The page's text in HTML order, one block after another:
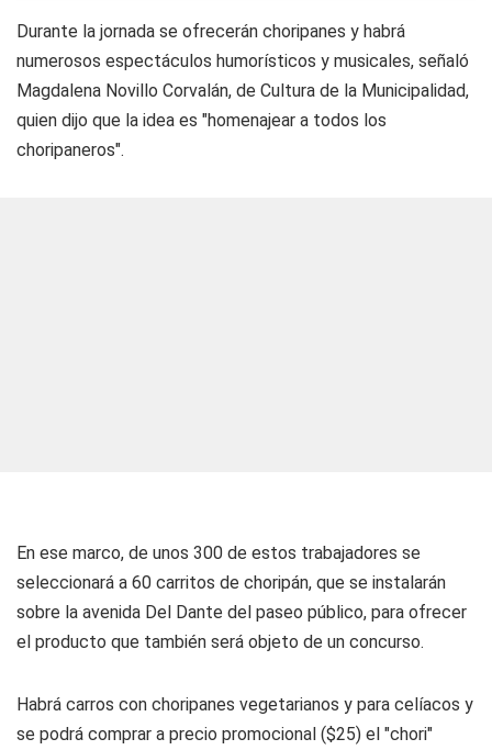
Durante la jornada se ofrecerán choripanes y habrá
numerosos espectáculos humorísticos y musicales, señaló
Magdalena Novillo Corvalán, de Cultura de la Municipalidad,
quien dijo que la idea es "homenajear a todos los
choripaneros".
En ese marco, de unos 300 de estos trabajadores se
seleccionará a 60 carritos de choripán, que se instalarán
sobre la avenida Del Dante del paseo público, para ofrecer
el producto que también será objeto de un concurso.
Habrá carros con choripanes vegetarianos y para celíacos y
se podrá comprar a precio promocional ($25) el "chori"